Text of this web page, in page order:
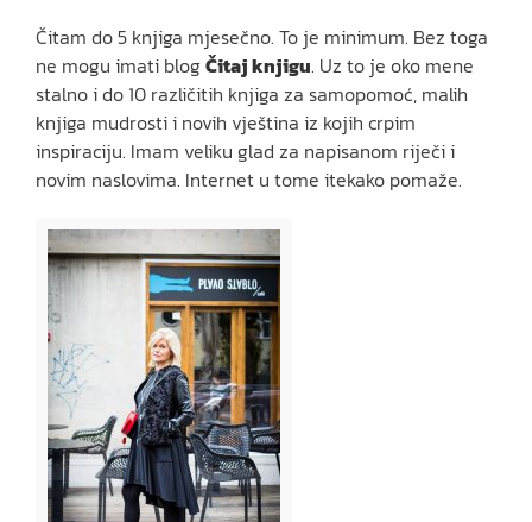
Čitam do 5 knjiga mjesečno. To je minimum. Bez toga
ne mogu imati blogČitaj knjigu. Uz to je oko mene
stalno i do 10 različitih knjiga za samopomoć, malih
knjiga mudrosti i novih vještina iz kojih crpim
inspiraciju. Imam veliku glad za napisanom riječi i
novim naslovima. Internet u tome itekako pomaže.